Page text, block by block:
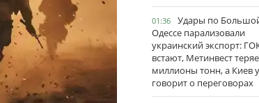
01:36
Удары по
Одессе парализовали
украинский экспорт:
встают, Метинвест
миллионы тонн, а Киев
говорит о переговорах